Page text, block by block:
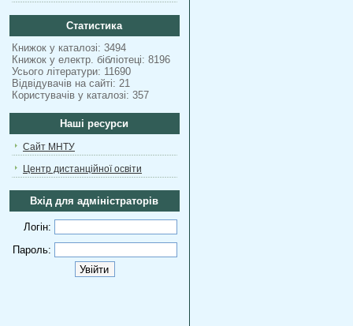
Статистика
Книжок у каталозі: 3494
Книжок у електр. бібліотеці: 8196
Усього літератури: 11690
Відвідувачів на сайті: 21
Користувачів у каталозі: 357
Наші ресурси
Сайт МНТУ
Центр дистанційної освіти
Вхід для адміністраторів
Логін:
Пароль: